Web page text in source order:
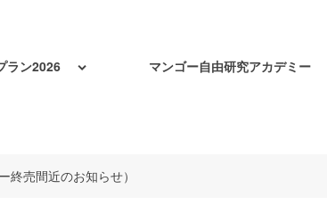
ラン2026 マンゴー自由研究アカデミー
売間近のお知らせ）